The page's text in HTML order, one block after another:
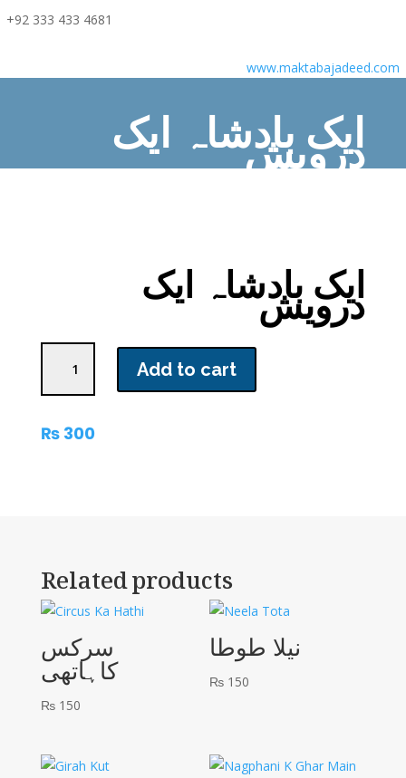
+92 333 433 4681
www.maktabajadeed.com
ایک بادشاہ ایک
درویش
ایک بادشاہ ایک
درویش
Add to cart
₨300
Related products
سرکس
کاہاتھی
₨150
نیلا طوطا
₨ 150